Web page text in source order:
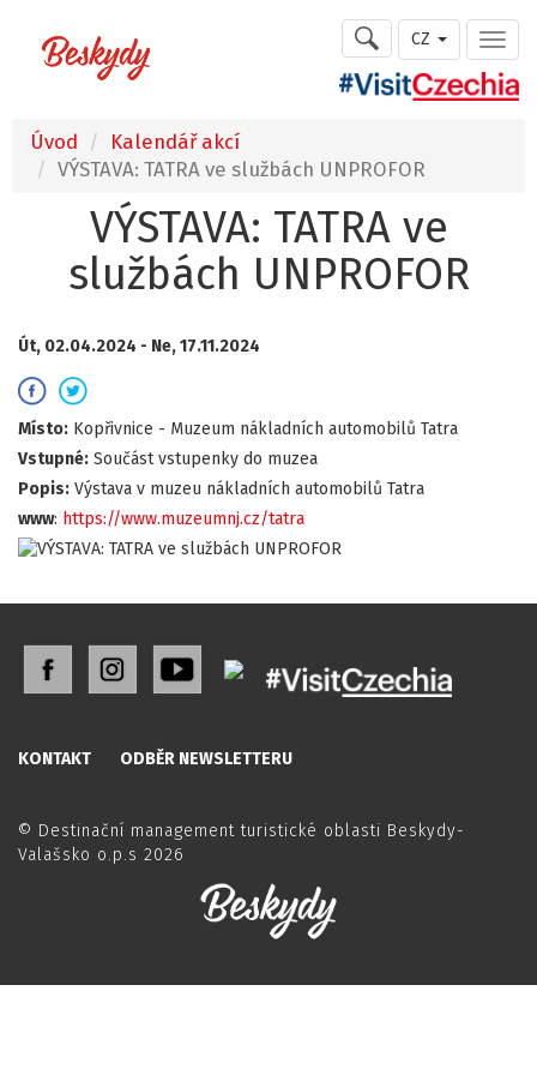
CZ
Úvod
Kalendář akcí
VÝSTAVA: TATRA ve službách UNPROFOR
VÝSTAVA: TATRA ve
službách UNPROFOR
Út, 02.04.2024 - Ne, 17.11.2024
Místo: Kopřivnice - Muzeum nákladních automobilů Tatra
Vstupné: Součást vstupenky do muzea
Popis: Výstava v muzeu nákladních automobilů Tatra
www: https://www.muzeumnj.cz/tatra
KONTAKT ODBĚR NEWSLETTERU
© Destinační management turistické oblasti Beskydy-
Valašsko o.p.s 2026